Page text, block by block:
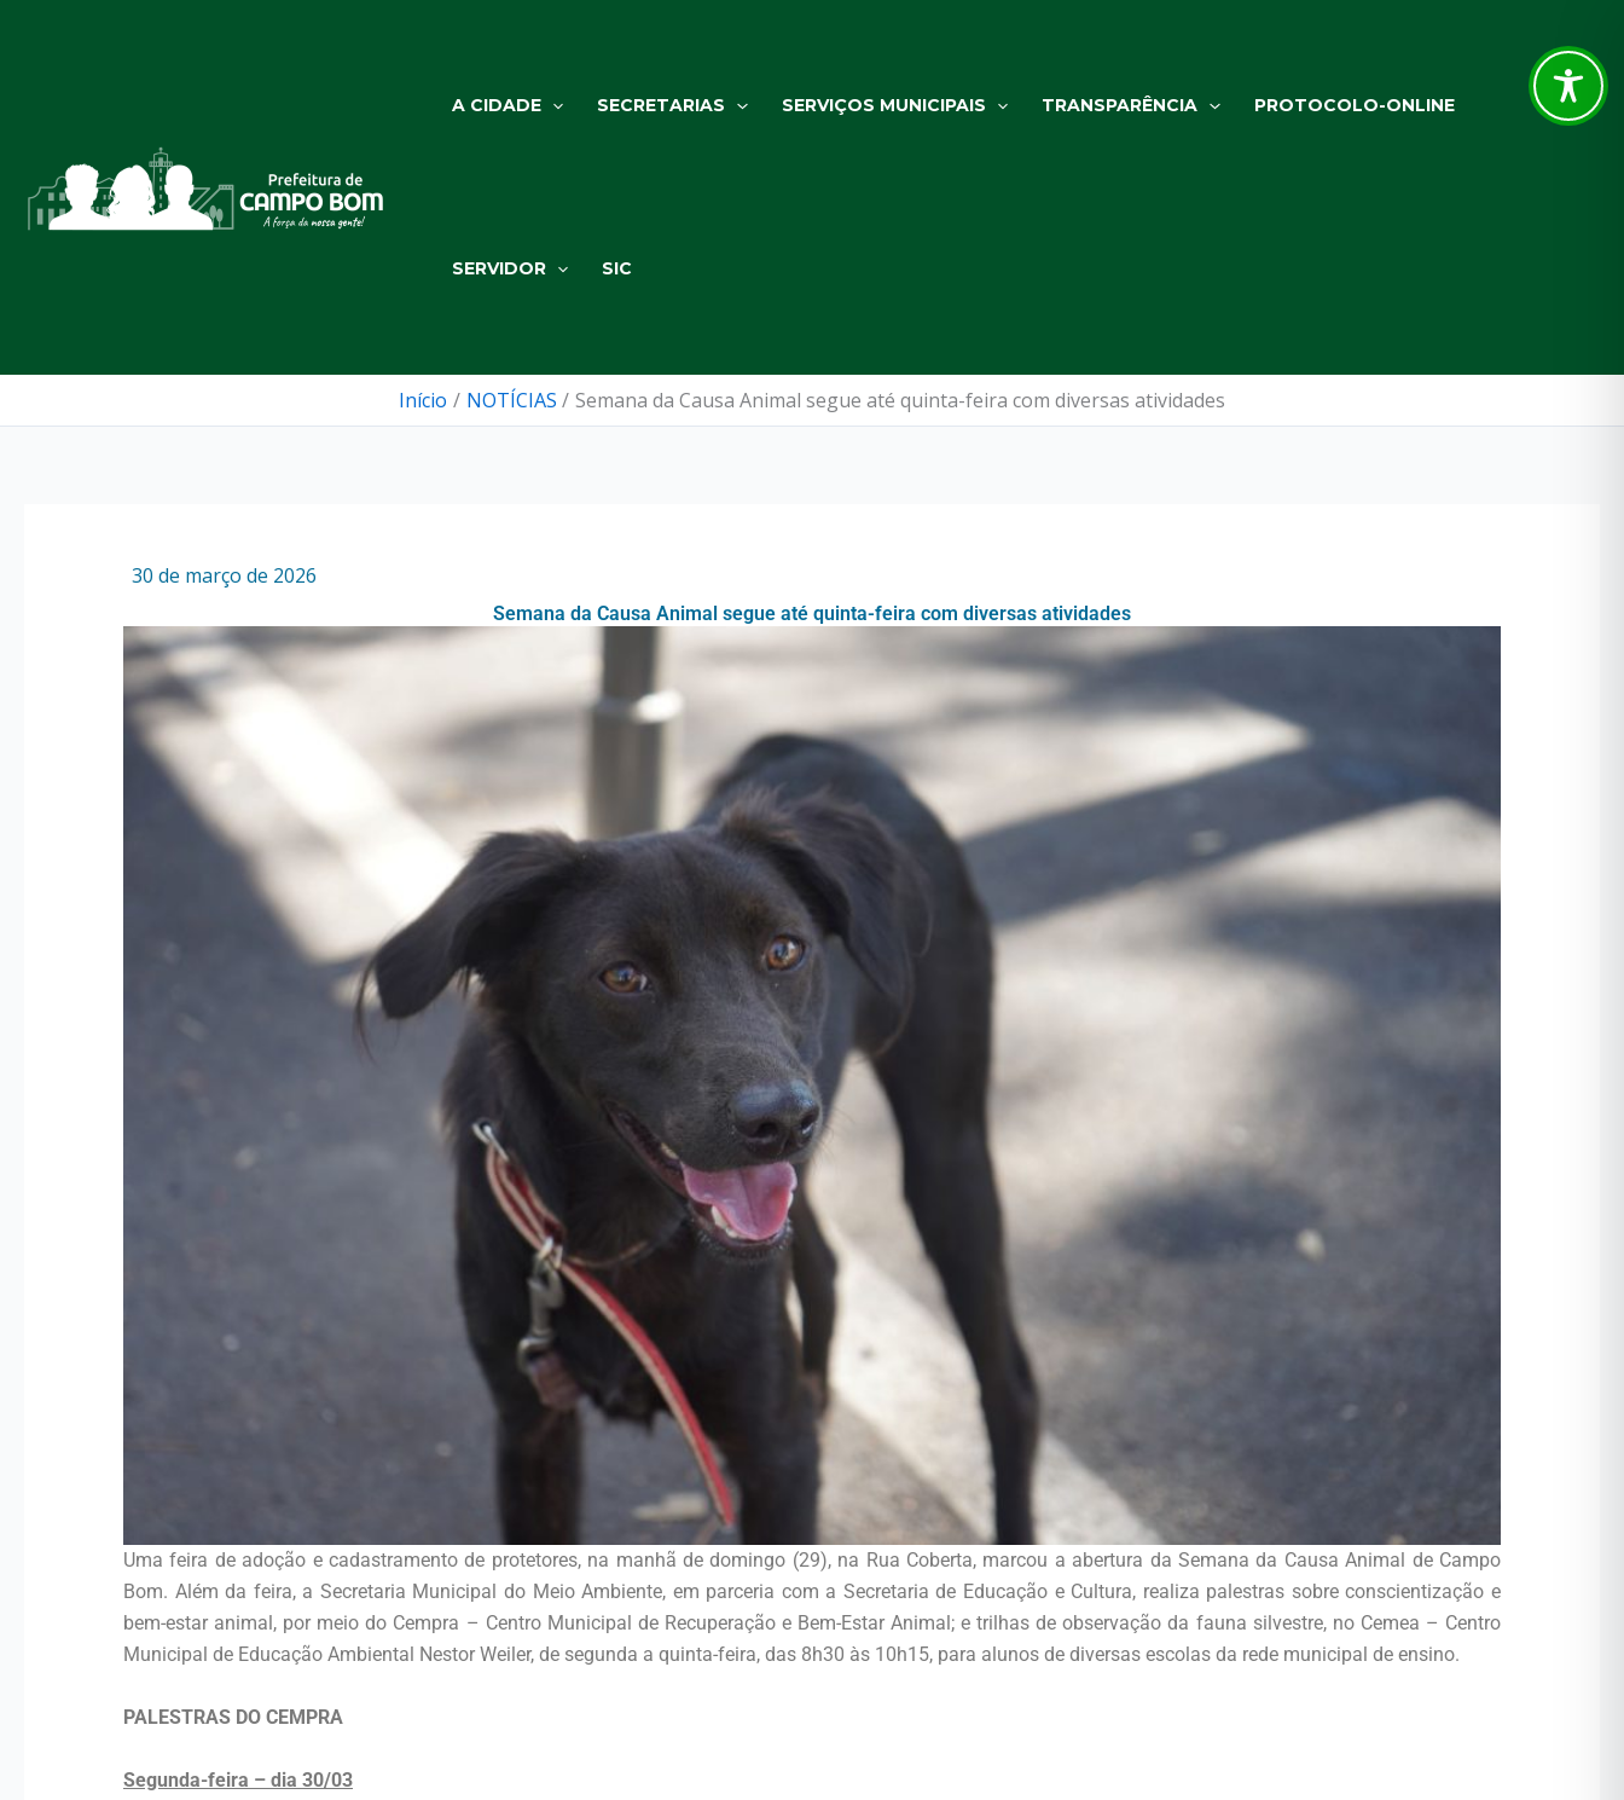
A CIDADE SECRETARIAS SERVIÇOS MUNICIPAIS TRANSPARÊNCIA PROTOCOLO-ONLINE
SERVIDOR SIC
Início NOTÍCIAS Semana da Causa Animal segue até quinta-feira com diversas atividades
30 de março de 2026
Semana da Causa Animal segue até quinta-feira com diversas atividades
Uma feira de adoção e cadastramento de protetores, na manhã de domingo (29), na Rua Coberta, marcou a abertura da Semana da Causa Animal de Campo
Bom. Além da feira, a Secretaria Municipal do Meio Ambiente, em parceria com a Secretaria de Educação e Cultura, realiza palestras sobre conscientização e
bem-estar animal, por meio do Cempra – Centro Municipal de Recuperação e Bem-Estar Animal; e trilhas de observação da fauna silvestre, no Cemea – Centro
Municipal de Educação Ambiental Nestor Weiler, de segunda a quinta-feira, das 8h30 às 10h15, para alunos de diversas escolas da rede municipal de ensino.
PALESTRAS DO CEMPRA
Segunda-feira – dia 30/03